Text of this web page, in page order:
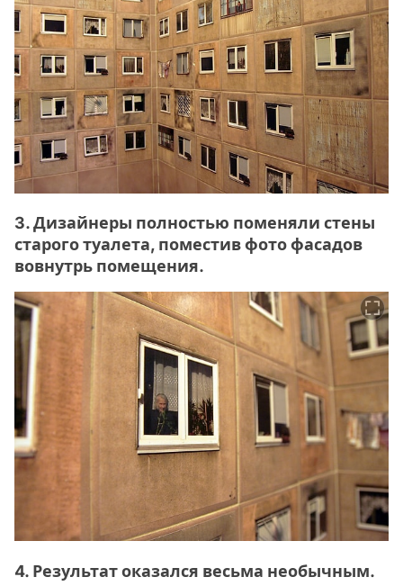
3. Дизайнеры полностью поменяли стены
старого туалета, поместив фото фасадов
вовнутрь помещения.
4. Результат оказался весьма необычным.